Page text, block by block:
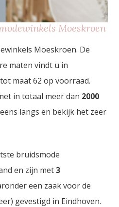
Moeskroen
Moeskroen. De
maten vindt u in
maat 62 op voorraad.
in totaal meer dan 2000
langs en bekijk het zeer
bruidsmode
en zijn met3
een zaak voor de
gevestigd in Eindhoven.